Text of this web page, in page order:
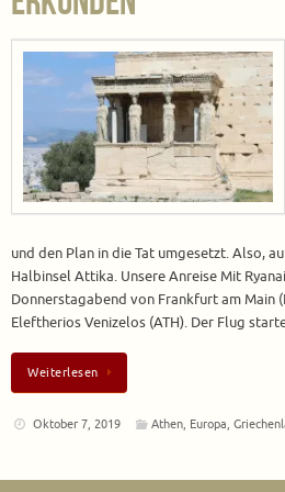
und den Plan in die Tat umgesetzt. Also,
Halbinsel Attika. Unsere Anreise Mit
Donnerstagabend von Frankfurt am Main
Eleftherios Venizelos (ATH). Der Flug
Weiterlesen
Oktober 7, 2019 Athen, Europa,